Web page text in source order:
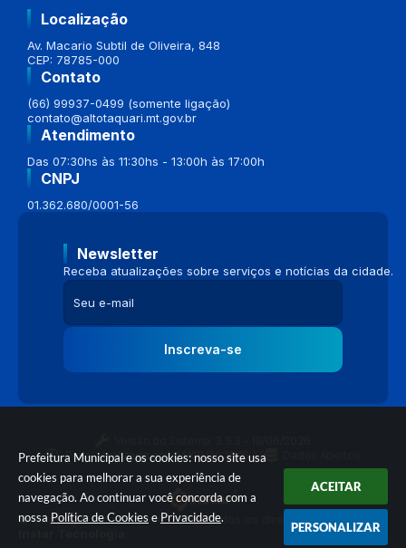
Prefeitura Municipal e os cookies: nosso site usa
cookies para melhorar a sua experiência de
navegação. Ao continuar você concorda com a
nossa Política de Cookies e Privacidade.
ACEITAR
PERSONALIZAR
Localização
Av. Macario Subtil de Oliveira, 848
CEP: 78785-000
Contato
(66) 99937-0499 (somente ligação)
contato@altotaquari.mt.gov.br
Atendimento
Das 07:30hs às 11:30hs - 13:00h às 17:00h
CNPJ
01.362.680/0001-56
Newsletter
Receba atualizações sobre serviços e notícias da cidade.
Inscreva-se
Portal atualizado em:04/08/2026 16:58
© Copyright Instar - 2006-2026. Todos os direitos reservados -